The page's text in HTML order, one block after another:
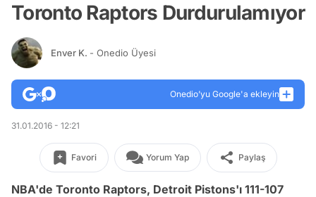
Toronto Raptors Durdurulamıyor
Enver K. - Onedio Üyesi
Onedio’yu Google'a ekleyin
31.01.2016 - 12:21
Favori Yorum Yap Paylaş
NBA'de Toronto Raptors, Detroit Pistons'ı 111-107